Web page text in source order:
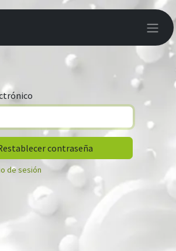
contraseña
de sesión